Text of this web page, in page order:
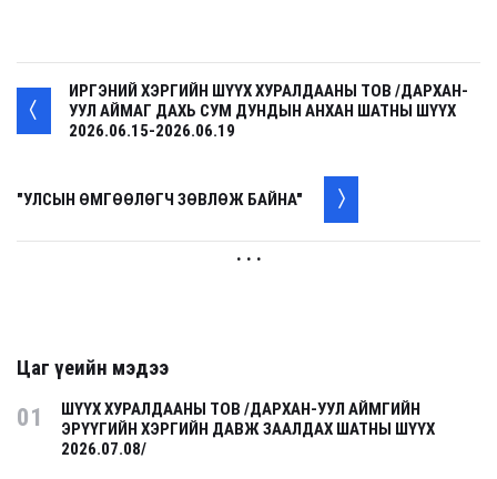
ИРГЭНИЙ ХЭРГИЙН ШҮҮХ ХУРАЛДААНЫ ТОВ /ДАРХАН-
УУЛ АЙМАГ ДАХЬ СУМ ДУНДЫН АНХАН ШАТНЫ ШҮҮХ
2026.06.15-2026.06.19
"УЛСЫН ӨМГӨӨЛӨГЧ ЗӨВЛӨЖ БАЙНА"
. . .
Цаг үеийн мэдээ
01
ШҮҮХ ХУРАЛДААНЫ ТОВ /ДАРХАН-УУЛ АЙМГИЙН
ЭРҮҮГИЙН ХЭРГИЙН ДАВЖ ЗААЛДАХ ШАТНЫ ШҮҮХ
2026.07.08/